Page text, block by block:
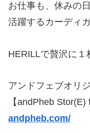
お仕事も、休みの日
活躍するカーディガ
HERILLで贅沢に１
アンドフェブオリ
【andPheb Stor(E)
andpheb.com/